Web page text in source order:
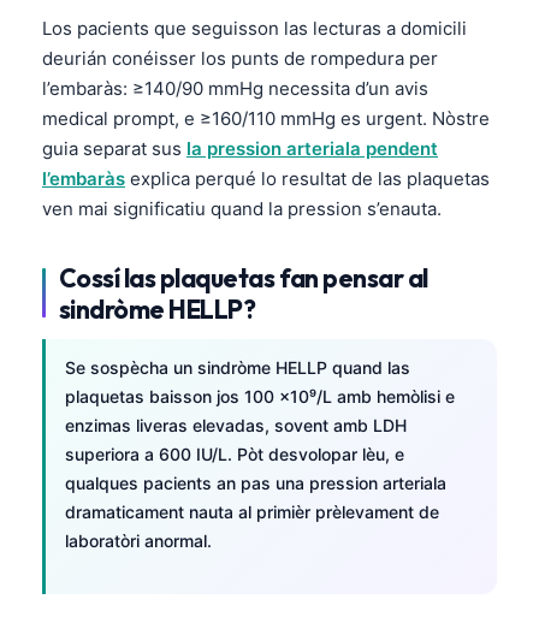
Los pacients que seguisson las lecturas a domicili
deurián conéisser los punts de rompedura per
l’embaràs: ≥140/90 mmHg necessita d’un avis
medical prompt, e ≥160/110 mmHg es urgent. Nòstre
guia separat sus la pression arteriala pendent
l’embaràs explica perqué lo resultat de las plaquetas
ven mai significatiu quand la pression s’enauta.
Cossí las plaquetas fan pensar al
sindròme HELLP?
Se sospècha un sindròme HELLP quand las
plaquetas baisson jos 100 ×10⁹/L amb hemòlisi e
enzimas liveras elevadas, sovent amb LDH
superiora a 600 IU/L. Pòt desvolopar lèu, e
qualques pacients an pas una pression arteriala
dramaticament nauta al primièr prèlevament de
laboratòri anormal.